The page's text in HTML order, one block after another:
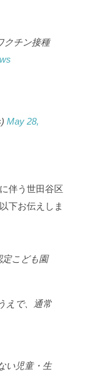
クチン接種
May 28,
伴う世田谷区
下お伝えしま
こども園
えで、通常
い児童・生